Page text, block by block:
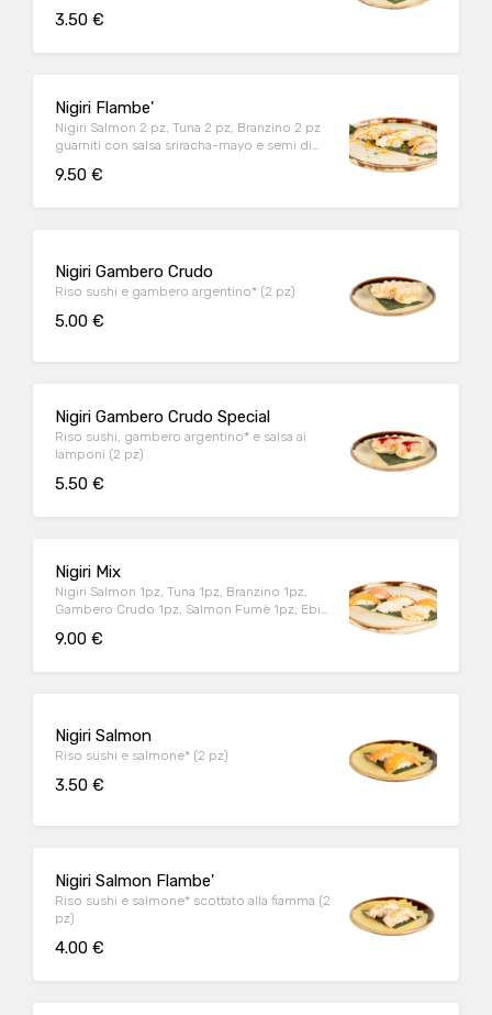
3.50 €
Nigiri Flambe'
Nigiri Salmon 2 pz, Tuna 2 pz, Branzino 2 pz
guarniti con salsa sriracha-mayo e semi di
9.50 €
Nigiri Gambero Crudo
Riso sushi e gambero argentino* (2 pz)
5.00 €
Nigiri Gambero Crudo Special
Riso sushi, gambero argentino* e salsa ai
lamponi (2 pz)
5.50 €
Nigiri Mix
Nigiri Salmon 1pz, Tuna 1pz, Branzino 1pz,
Gambero Crudo 1pz, Salmon Fumè 1pz, Ebi
9.00 €
Nigiri Salmon
Riso sushi e salmone* (2 pz)
3.50 €
Nigiri Salmon Flambe'
Riso sushi e salmone* scottato alla fiamma (2
pz)
4.00 €